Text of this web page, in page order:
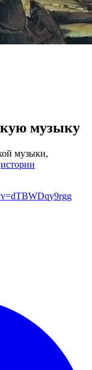
музыку
музыки,
истории